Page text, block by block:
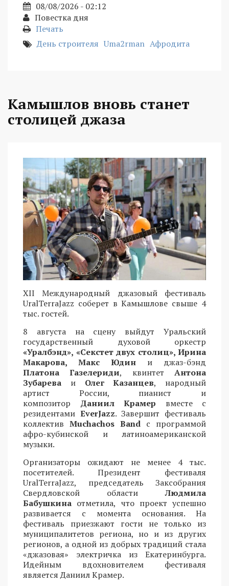
08/08/2026 - 02:12
Повестка дня
Печать
День строителя Uma2rman Афродита
Камышлов вновь станет
столицей джаза
XII Международный джазовый фестиваль
UralTerraJazz соберет в Камышлове свыше 4
тыс. гостей.
8 августа на сцену выйдут Уральский
государственный духовой оркестр
«Уралбэнд», «Секстет двух столиц», Ирина
Макарова, Макс Юдин и джаз-бэнд
Платона Газелериди, квинтетАнтона
Зубарева и Олег Казанцев, народный
артист России, пианист и
композитор Даниил Крамер вместе с
резидентами EverJazz. Завершит фестиваль
коллектив Muchachos Band с программой
афро-кубинской и латиноамериканской
музыки.
Организаторы ожидают не менее 4 тыс.
посетителей. Президент фестиваля
UralTerraJazz, председатель Заксобрания
Свердловской областиЛюдмила
Бабушкина отметила, что проект успешно
развивается с момента основания. На
фестиваль приезжают гости не только из
муниципалитетов региона, но и из других
регионов, а одной из добрых традиций стала
«джазовая» электричка из Екатеринбурга.
Идейным вдохновителем фестиваля
является Даниил Крамер.